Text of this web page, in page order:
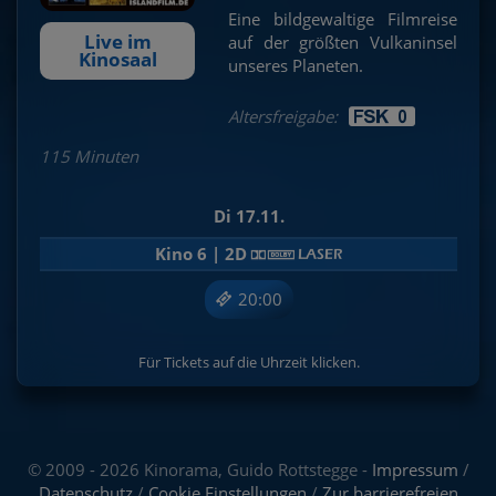
Live im
Kinosaal
Eine bildgewaltige Filmreise
auf der größten Vulkaninsel
unseres Planeten.
Altersfreigabe:
115 Minuten
Di 17.11.
Kino 6 | 2D
20:00
Für Tickets auf die Uhrzeit klicken.
© 2009 - 2026 Kinorama, Guido Rottstegge - Impressum /